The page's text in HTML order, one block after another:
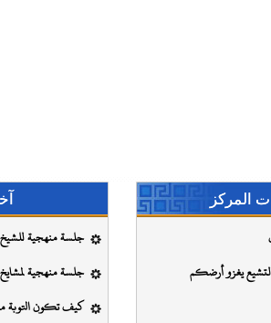
المركز
يغزو أرضكم
جلسة منهجية
جلسة منهجية
كيف تكون التوبة